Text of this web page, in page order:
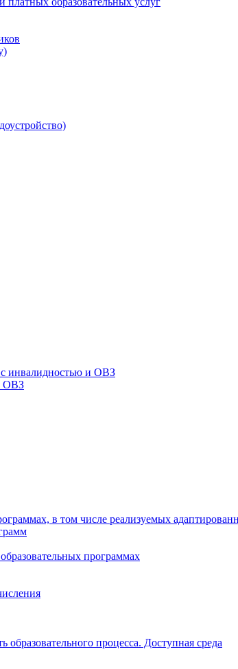
инвалидностью и ОВЗ
ОВЗ
в том числе реализуемых
программах
процесса. Доступная среда